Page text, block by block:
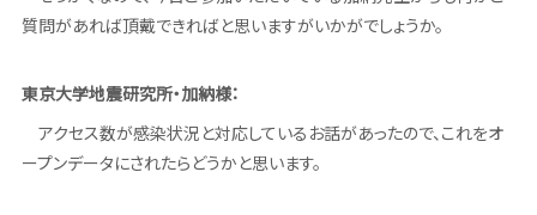
質問があれば頂戴できればと思いますがいかがでしょうか。
東京大学地震研究所・加納様：
アクセス数が感染状況と対応しているお話があったので、これをオ
ープンデータにされたらどうかと思います。